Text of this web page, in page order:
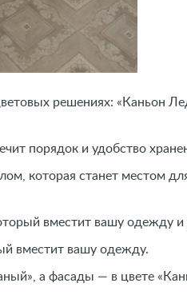
решениях: «Каньон
порядок и удобство
которая станет местом
вместит вашу одежду и
вместит вашу одежду.
а фасады — в цвете